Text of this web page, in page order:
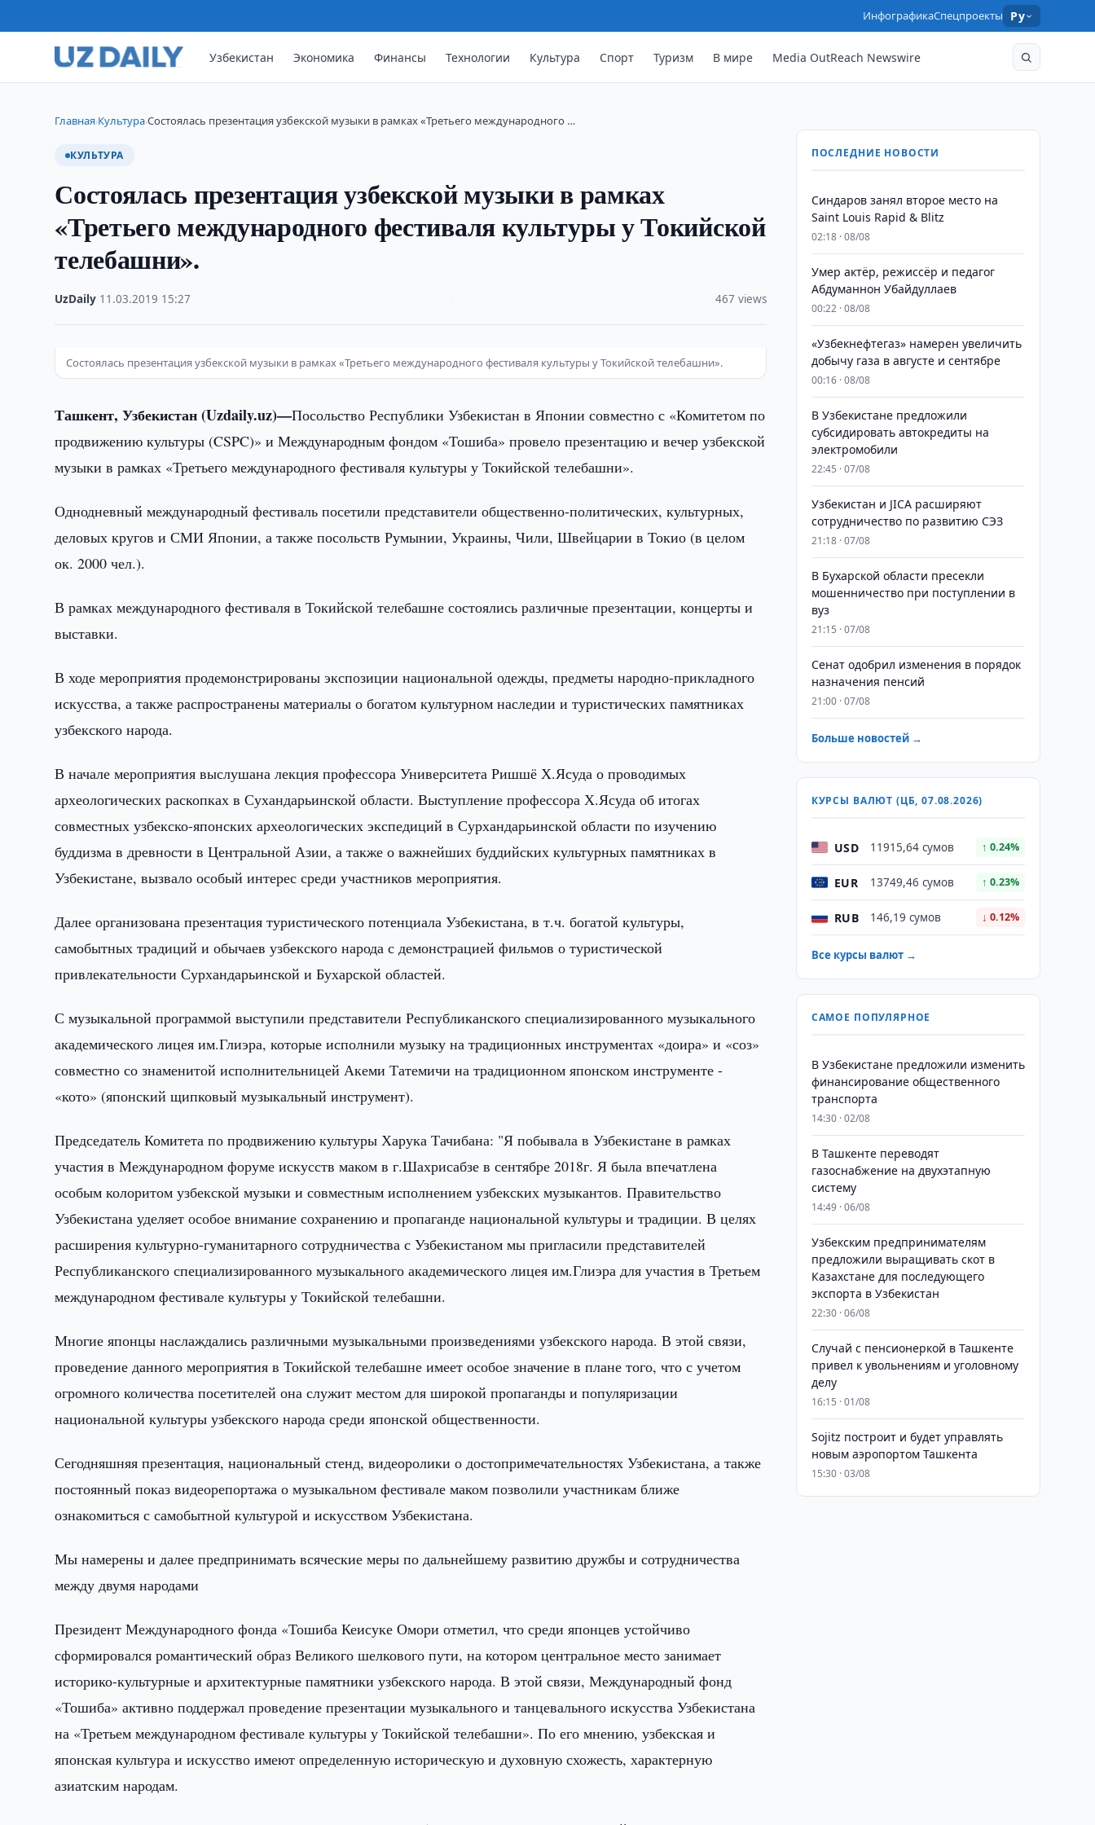
ИнфографикаСпецпроекты Ру
Узбекистан Экономика Финансы Технологии Культура Спорт Туризм В мире Media OutReach Newswire
Главная›Культура›Состоялась презентация узбекской музыки в рамках «Третьего международного …
КУЛЬТУРА
Состоялась презентация узбекской музыки в рамках
«Третьего международного фестиваля культуры у Токийской
телебашни».
UzDaily 11.03.2019 15:27 467 views
Состоялась презентация узбекской музыки в рамках «Третьего международного фестиваля культуры у Токийской телебашни».
Ташкент, Узбекистан (Uzdaily.uz)—Посольство Республики Узбекистан в Японии совместно с «Комитетом по
продвижению культуры (CSPC)» и Международным фондом «Тошиба» провело презентацию и вечер узбекской
музыки в рамках «Третьего международного фестиваля культуры у Токийской телебашни».
Однодневный международный фестиваль посетили представители общественно-политических, культурных,
деловых кругов и СМИ Японии, а также посольств Румынии, Украины, Чили, Швейцарии в Токио (в целом
ок. 2000 чел.).
В рамках международного фестиваля в Токийской телебашне состоялись различные презентации, концерты и
выставки.
В ходе мероприятия продемонстрированы экспозиции национальной одежды, предметы народно-прикладного
искусства, а также распространены материалы о богатом культурном наследии и туристических памятниках
узбекского народа.
В начале мероприятия выслушана лекция профессора Университета Ришшё Х.Ясуда о проводимых
археологических раскопках в Сухандарьинской области. Выступление профессора Х.Ясуда об итогах
совместных узбекско-японских археологических экспедиций в Сурхандарьинской области по изучению
буддизма в древности в Центральной Азии, а также о важнейших буддийских культурных памятниках в
Узбекистане, вызвало особый интерес среди участников мероприятия.
Далее организована презентация туристического потенциала Узбекистана, в т.ч. богатой культуры,
самобытных традиций и обычаев узбекского народа с демонстрацией фильмов о туристической
привлекательности Сурхандарьинской и Бухарской областей.
С музыкальной программой выступили представители Республиканского специализированного музыкального
академического лицея им.Глиэра, которые исполнили музыку на традиционных инструментах «доира» и «соз»
совместно со знаменитой исполнительницей Акеми Татемичи на традиционном японском инструменте -
«кото» (японский щипковый музыкальный инструмент).
Председатель Комитета по продвижению культуры Харука Тачибана: "Я побывала в Узбекистане в рамках
участия в Международном форуме искусств маком в г.Шахрисабзе в сентябре 2018г. Я была впечатлена
особым колоритом узбекской музыки и совместным исполнением узбекских музыкантов. Правительство
Узбекистана уделяет особое внимание сохранению и пропаганде национальной культуры и традиции. В целях
расширения культурно-гуманитарного сотрудничества с Узбекистаном мы пригласили представителей
Республиканского специализированного музыкального академического лицея им.Глиэра для участия в Третьем
международном фестивале культуры у Токийской телебашни.
Многие японцы наслаждались различными музыкальными произведениями узбекского народа. В этой связи,
проведение данного мероприятия в Токийской телебашне имеет особое значение в плане того, что с учетом
огромного количества посетителей она служит местом для широкой пропаганды и популяризации
национальной культуры узбекского народа среди японской общественности.
Сегодняшняя презентация, национальный стенд, видеоролики о достопримечательностях Узбекистана, а также
постоянный показ видеорепортажа о музыкальном фестивале маком позволили участникам ближе
ознакомиться с самобытной культурой и искусством Узбекистана.
Мы намерены и далее предпринимать всяческие меры по дальнейшему развитию дружбы и сотрудничества
между двумя народами
Президент Международного фонда «Тошиба Кеисуке Омори отметил, что среди японцев устойчиво
сформировался романтический образ Великого шелкового пути, на котором центральное место занимает
историко-культурные и архитектурные памятники узбекского народа. В этой связи, Международный фонд
«Тошиба» активно поддержал проведение презентации музыкального и танцевального искусства Узбекистана
на «Третьем международном фестивале культуры у Токийской телебашни». По его мнению, узбекская и
японская культура и искусство имеют определенную историческую и духовную схожесть, характерную
азиатским народам.
ПОСЛЕДНИЕ НОВОСТИ
Синдаров занял второе место на
Saint Louis Rapid & Blitz
02:18 · 08/08
Умер актёр, режиссёр и педагог
Абдуманнон Убайдуллаев
00:22 · 08/08
«Узбекнефтегаз» намерен увеличить
добычу газа в августе и сентябре
00:16 · 08/08
В Узбекистане предложили
субсидировать автокредиты на
электромобили
22:45 · 07/08
Узбекистан и JICA расширяют
сотрудничество по развитию СЭЗ
21:18 · 07/08
В Бухарской области пресекли
мошенничество при поступлении в
вуз
21:15 · 07/08
Сенат одобрил изменения в порядок
назначения пенсий
21:00 · 07/08
Больше новостей →
КУРСЫ ВАЛЮТ (ЦБ, 07.08.2026)
USD 11915,64 сумов ↑ 0.24%
EUR 13749,46 сумов ↑ 0.23%
RUB 146,19 сумов ↓ 0.12%
Все курсы валют →
САМОЕ ПОПУЛЯРНОЕ
В Узбекистане предложили изменить
финансирование общественного
транспорта
14:30 · 02/08
В Ташкенте переводят
газоснабжение на двухэтапную
систему
14:49 · 06/08
Узбекским предпринимателям
предложили выращивать скот в
Казахстане для последующего
экспорта в Узбекистан
22:30 · 06/08
Случай с пенсионеркой в Ташкенте
привел к увольнениям и уголовному
делу
16:15 · 01/08
Sojitz построит и будет управлять
новым аэропортом Ташкента
15:30 · 03/08